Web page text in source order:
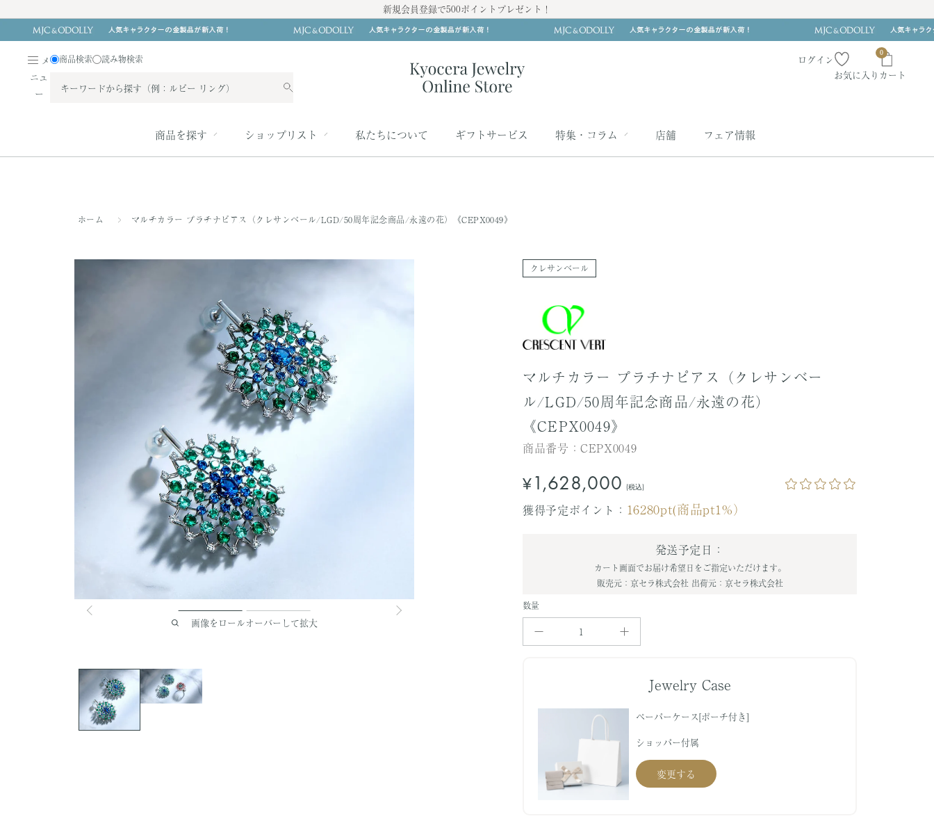
ッ
新規会員登録で500ポイントプレゼント！
メ
ニュ
ー
商品検索 読み物検索
ログイン
お気に入り
0
カート
商品を探す ショップリスト 私たちについて ギフトサービス 特集・コラム 店舗 フェア情報
ホーム マルチカラー プラチナピアス（クレサンベール/LGD/50周年記念商品/永遠の花）《CEPX0049》
画像をロールオーバーして拡大
クレサンベール
マルチカラー プラチナピアス（クレサンベー
ル/LGD/50周年記念商品/永遠の花）
《CEPX0049》
商品番号：CEPX0049
セ
ー
ル
¥1,628,000 (税込)
獲得予定ポイント： 16280pt(商品pt1%）
発送予定日：
カート画面でお届け希望日をご指定いただけます。
販売元：京セラ株式会社 出荷元：京セラ株式会社
数量
Jewelry Case
ペーパーケース[ポーチ付き]
ショッパー付属
変更する